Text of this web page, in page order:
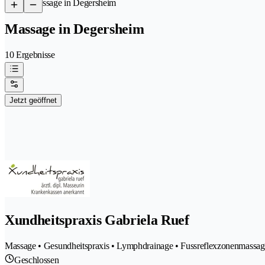
/Massage in Degersheim
Massage in Degersheim
10 Ergebnisse
Jetzt geöffnet
Xundheitspraxis Gabriela Ruef
Massage • Gesundheitspraxis • Lymphdrainage •
Geschlossen